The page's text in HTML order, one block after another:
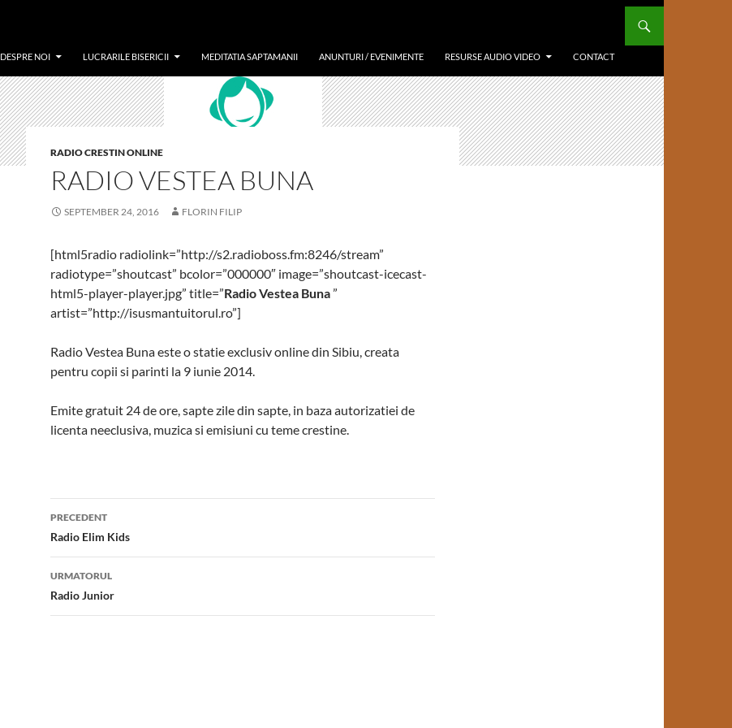
DESPRE NOI LUCRARILE BISERICII MEDITATIA SAPTAMANII ANUNTURI / EVENIMENTE RESURSE AUDIO VIDEO CONTACT
RADIO CRESTIN ONLINE
RADIO VESTEA BUNA
SEPTEMBER 24, 2016 FLORIN FILIP
[html5radio radiolink=”http://s2.radioboss.fm:8246/stream”
radiotype=”shoutcast” bcolor=”000000″ image=”shoutcast-icecast-
html5-player-player.jpg” title=”Radio Vestea Buna”
artist=”http://isusmantuitorul.ro”]
Radio Vestea Buna este o statie exclusiv online din Sibiu, creata
pentru copii si parinti la 9 iunie 2014.
Emite gratuit 24 de ore, sapte zile din sapte, in baza autorizatiei de
licenta neeclusiva, muzica si emisiuni cu teme crestine.
Post
navigation
PRECEDENT
Radio Elim Kids
URMATORUL
Radio Junior